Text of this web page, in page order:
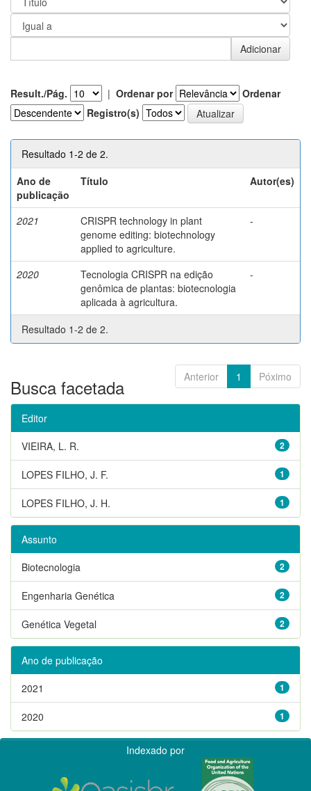
Result./Pág. | Ordenar por
Ordenar
Registro(s)
Resultado 1-2 de 2.
Ano de
publicação
Título Autor(es)
2021
CRISPR technology in plant
genome editing: biotechnology
applied to agriculture.
-
2020
Tecnologia CRISPR na edição
genômica de plantas: biotecnologia
aplicada à agricultura.
-
Resultado 1-2 de 2.
Anterior 1 Póximo
Busca facetada
Editor
2
VIEIRA, L. R.
1
LOPES FILHO, J. F.
1
LOPES FILHO, J. H.
Assunto
2
Biotecnologia
2
Engenharia Genética
2
Genética Vegetal
Ano de publicação
1
2021
1
2020
Indexado por